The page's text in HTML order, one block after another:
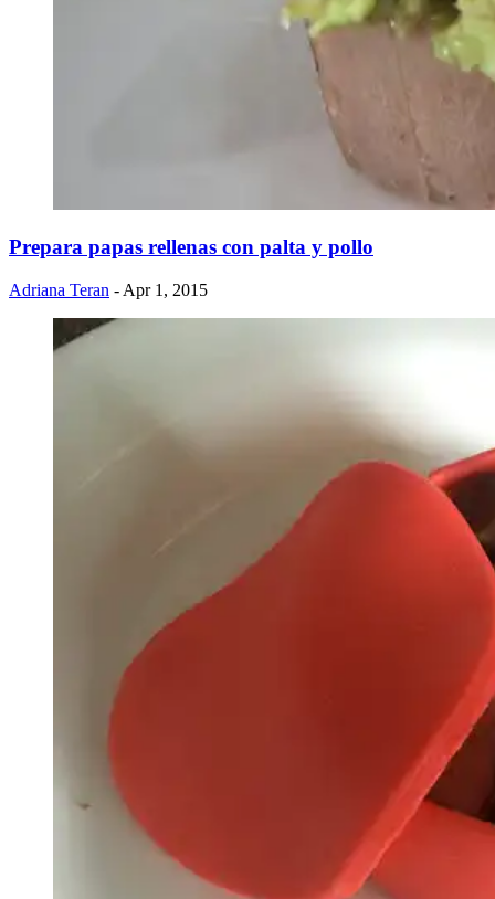
Prepara papas rellenas con palta y pollo
Adriana Teran - Apr 1, 2015